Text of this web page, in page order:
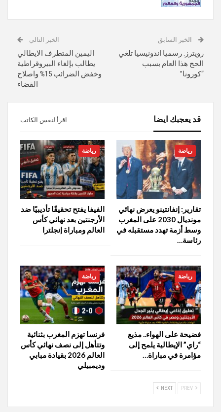
الخبر السابق
رويترز: رسميا اندونيسيا تلغي
الحج هذا العام بسبب
“كورونا”
الخبر التالي
اليمين المتطرف الايطالي
يطالب بإلغاء البيروقراطية
وخفض الضرائب 15% واصلاح
القضاء
قد يعجبك ايضا اقرأ لنفس الكاتب
رياضة
تقارير: إنفانتينو يعرض نهائي
مونديال 2030 على المغرب
وسط أزمة تهدد مستقبله في
رئاسة…
رياضة
الفيفا يفتح تحقيقًا تأديبيًا ضد
الأرجنتين بعد نهائي كأس
العالم ومباراة إنجلترا
رياضة
فضيحة على الهواء.. مذيع
“راي” الإيطالية يلمح إلى
مؤامرة في مباراة…
رياضة
فرنسا تهزم المغرب بثنائية
وتتأهل إلى نصف نهائي كأس
العالم 2026 بقيادة مبابي
وديمبيلي
NEXT